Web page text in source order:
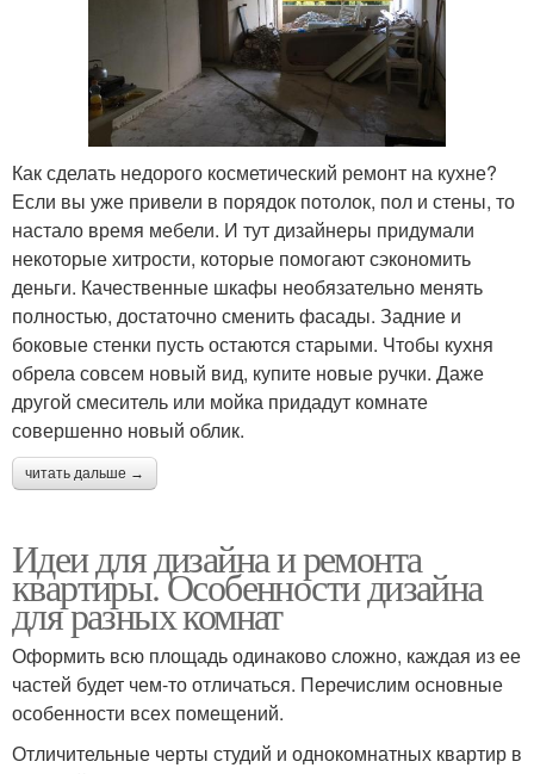
Как сделать недорого косметический ремонт на кухне?
Если вы уже привели в порядок потолок, пол и стены, то
настало время мебели. И тут дизайнеры придумали
некоторые хитрости, которые помогают сэкономить
деньги. Качественные шкафы необязательно менять
полностью, достаточно сменить фасады. Задние и
боковые стенки пусть остаются старыми. Чтобы кухня
обрела совсем новый вид, купите новые ручки. Даже
другой смеситель или мойка придадут комнате
совершенно новый облик.
читать дальше →
Идеи для дизайна и ремонта
квартиры. Особенности дизайна
для разных комнат
Оформить всю площадь одинаково сложно, каждая из ее
частей будет чем-то отличаться. Перечислим основные
особенности всех помещений.
Отличительные черты студий и однокомнатных квартир в